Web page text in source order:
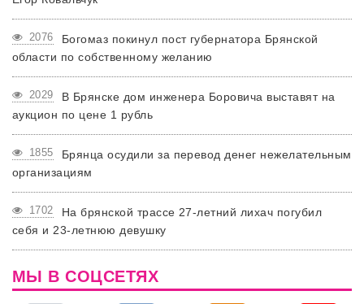
2076
Богомаз покинул пост губернатора Брянской
области по собственному желанию
2029
В Брянске дом инженера Боровича выставят на
аукцион по цене 1 рубль
1855
Брянца осудили за перевод денег нежелательным
организациям
1702
На брянской трассе 27-летний лихач погубил
себя и 23-летнюю девушку
МЫ В СОЦСЕТЯХ